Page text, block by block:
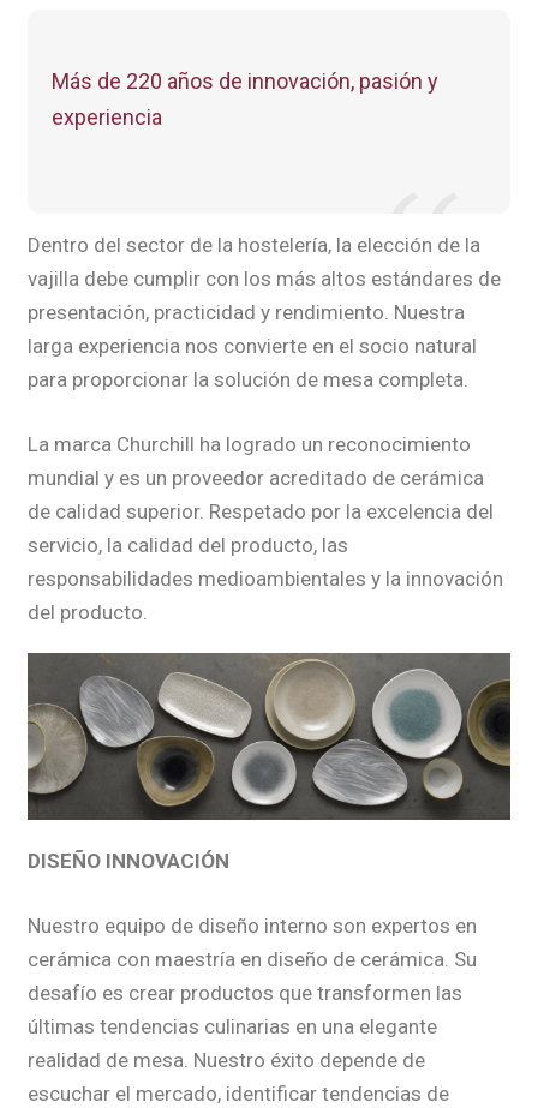
Más de 220 años de innovación, pasión y
experiencia
Dentro del sector de la hostelería, la elección de la
vajilla debe cumplir con los más altos estándares de
presentación, practicidad y rendimiento. Nuestra
larga experiencia nos convierte en el socio natural
para proporcionar la solución de mesa completa.
La marca Churchill ha logrado un reconocimiento
mundial y es un proveedor acreditado de cerámica
de calidad superior. Respetado por la excelencia del
servicio, la calidad del producto, las
responsabilidades medioambientales y la innovación
del producto.
DISEÑO INNOVACIÓN
Nuestro equipo de diseño interno son expertos en
cerámica con maestría en diseño de cerámica. Su
desafío es crear productos que transformen las
últimas tendencias culinarias en una elegante
realidad de mesa. Nuestro éxito depende de
escuchar el mercado, identificar tendencias de